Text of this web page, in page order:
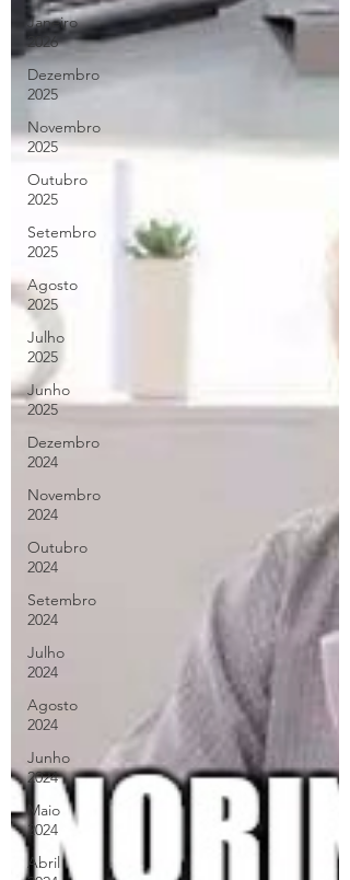
Janeiro
2026
Dezembro
2025
Novembro
2025
Outubro
2025
Setembro
2025
Agosto
2025
Julho
2025
Junho
2025
Dezembro
2024
Novembro
2024
Outubro
2024
Setembro
2024
Julho
2024
Agosto
2024
Junho
2024
Maio
2024
Abril